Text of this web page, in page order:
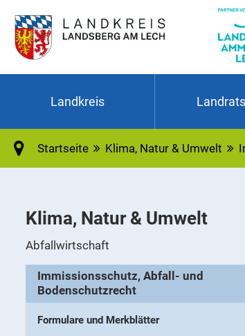
Landkreis
Startseite Klima, Natur & Umwelt
Klima, Natur & Umwelt
Abfallwirtschaft
Immissionsschutz, Abfall- und
Bodenschutzrecht
Formulare und Merkblätter